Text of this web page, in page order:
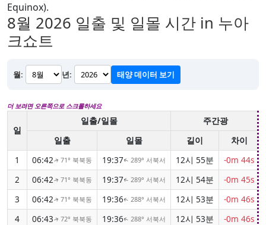
Equinox).
8월 2026 일출 및 일몰 시간 in 누아
크쇼트
월: 년: 태양 데이터 보기
더 보려면 오른쪽으로 스크롤하세요
일
일출/일몰 주간광
일출
일몰 길이
차이
1
06:42↑71° 북북동 19:37↑ 289° 서북서 12시 55분 -0m 44s
2
06:42↑71° 북북동 19:37↑ 289° 서북서 12시 54분 -0m 45s
3
06:42↑71° 북북동 19:36↑ 288° 서북서 12시 53분 -0m 46s
4
06:43↑72° 북북동 19:36↑ 288° 서북서 12시 53분 -0m 46s